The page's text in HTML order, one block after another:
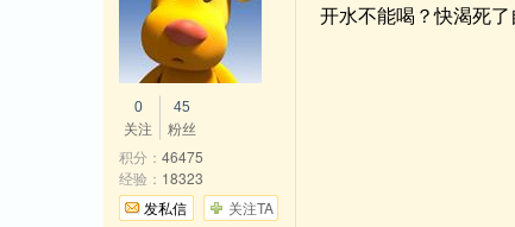
开水不能喝？快渴死
0
关注
45
粉丝
积分： 46475
经验： 18323
发私信
关注TA